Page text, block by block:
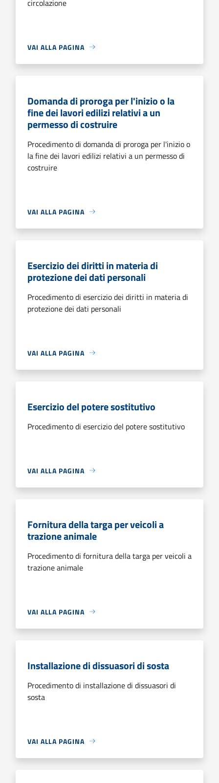
circolazione
VAI ALLA PAGINA
Domanda di proroga per l'inizio o la
fine dei lavori edilizi relativi a un
permesso di costruire
Procedimento di domanda di proroga per l'inizio o
la fine dei lavori edilizi relativi a un permesso di
costruire
VAI ALLA PAGINA
Esercizio dei diritti in materia di
protezione dei dati personali
Procedimento di esercizio dei diritti in materia di
protezione dei dati personali
VAI ALLA PAGINA
Esercizio del potere sostitutivo
Procedimento di esercizio del potere sostitutivo
VAI ALLA PAGINA
Fornitura della targa per veicoli a
trazione animale
Procedimento di fornitura della targa per veicoli a
trazione animale
VAI ALLA PAGINA
Installazione di dissuasori di sosta
Procedimento di installazione di dissuasori di
sosta
VAI ALLA PAGINA